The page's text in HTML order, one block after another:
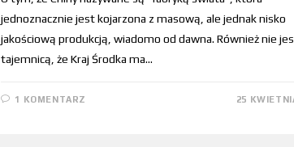
jednoznacznie jest kojarzona z masową, ale jednak nisko
jakościową produkcją, wiadomo od dawna. Również nie
tajemnicą, że Kraj Środka ma…
1 KOMENTARZ 25